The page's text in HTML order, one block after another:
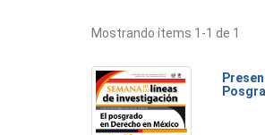
Mostrando ítems 1-1 de 1